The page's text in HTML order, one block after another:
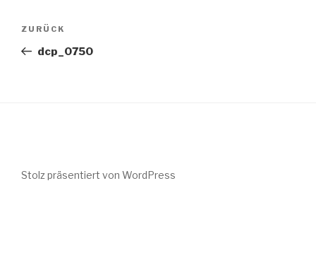
Beitragsnavigation
Vorheriger
Beitrag
ZURÜCK
dcp_0750
Stolz präsentiert von WordPress